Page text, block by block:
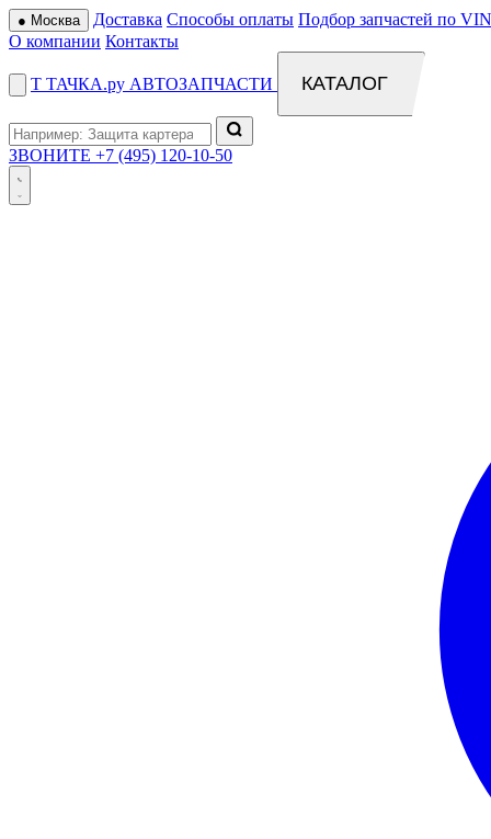
● Москва Доставка Способы оплаты Подбор запчастей по
О компании Контакты
Т ТАЧКА.ру АВТОЗАПЧАСТИ КАТАЛОГ
ЗВОНИТЕ +7 (495) 120-10-50